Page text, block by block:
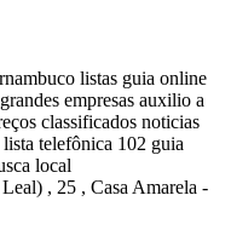
listas guia online
grandes empresas auxilio a
classificados noticias
lista telefônica 102 guia
local
, 25 , Casa Amarela -